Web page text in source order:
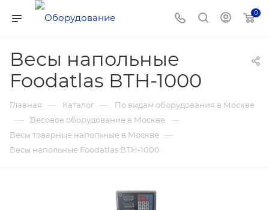
0
Весы напольные
Foodatlas ВТН-1000
Главная — Каталог — По видам оборудования в Москве
— Весовое оборудование в Москве —
Весы товарные напольные в Москве —
Весы напольные Foodatlas ВТН-1000